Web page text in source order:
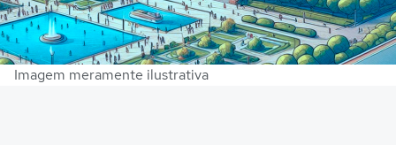
Imagem meramente ilustrativa